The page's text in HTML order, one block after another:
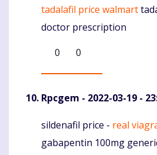
Komentaras
tadalafil price walmart
doctor prescription
0
0
Rpcgem - 2022-03-19 -
Komentaras
sildenafil price - real
gabapentin 100mg